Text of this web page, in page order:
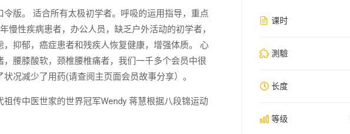
令版。 适合所有太极初学者。呼吸的运用指导，重点
慢性疾病患者，办公人员，缺乏户外活动的初学者，
，抑郁，癌症患者和残疾人恢复健康，增强体质。 心
，腰膝酸软，颈椎腰椎痛者，我们一千多个会员中很
况减少了用药(请查阅主页面会员故事分享）。
传中医世家的世界冠军Wendy 蒋慧根据八段锦运动
课时
測驗
长度
等级